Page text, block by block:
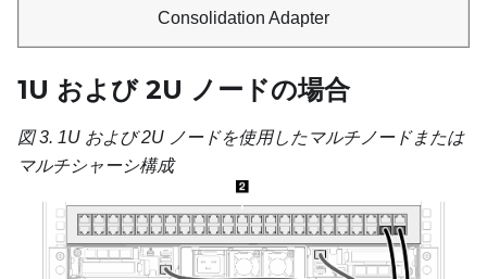
Consolidation Adapter
1U および 2U ノードの場合
図 3. 1U および 2U ノードを使用したマルチノードまたは
マルチシャーシ構成